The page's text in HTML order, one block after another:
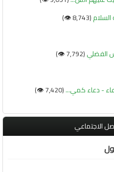
(8,743 👁️)
الفضلي(7,792 👁️)
- دعاء كمي...(7,420 👁️)
الاجتماعي